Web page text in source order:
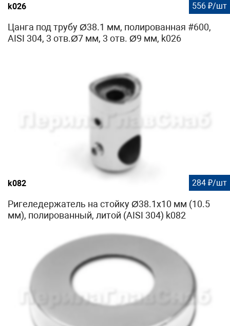
k026 556 ₽/шт
Цанга под трубу Ø38.1 мм, полированная #600,
AISI 304, 3 отв.Ø7 мм, 3 отв. Ø9 мм, k026
k082 284 ₽/шт
Ригеледержатель на стойку Ø38.1х10 мм (10.5
мм), полированный, литой (AISI 304) k082